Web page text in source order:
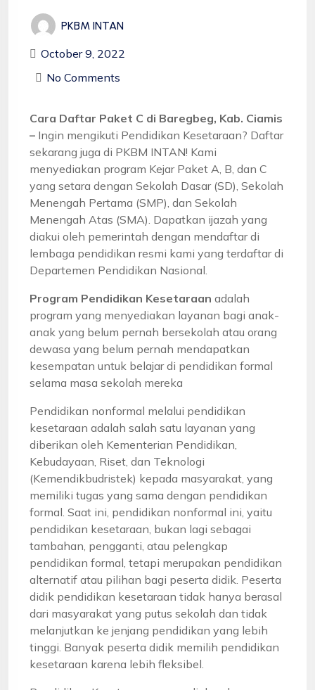
PKBM INTAN
October 9, 2022
No Comments
Cara Daftar Paket C di Baregbeg, Kab. Ciamis
– Ingin mengikuti Pendidikan Kesetaraan? Daftar
sekarang juga di PKBM INTAN! Kami
menyediakan program Kejar Paket A, B, dan C
yang setara dengan Sekolah Dasar (SD), Sekolah
Menengah Pertama (SMP), dan Sekolah
Menengah Atas (SMA). Dapatkan ijazah yang
diakui oleh pemerintah dengan mendaftar di
lembaga pendidikan resmi kami yang terdaftar di
Departemen Pendidikan Nasional.
Program Pendidikan Kesetaraan adalah
program yang menyediakan layanan bagi anak-
anak yang belum pernah bersekolah atau orang
dewasa yang belum pernah mendapatkan
kesempatan untuk belajar di pendidikan formal
selama masa sekolah mereka
Pendidikan nonformal melalui pendidikan
kesetaraan adalah salah satu layanan yang
diberikan oleh Kementerian Pendidikan,
Kebudayaan, Riset, dan Teknologi
(Kemendikbudristek) kepada masyarakat, yang
memiliki tugas yang sama dengan pendidikan
formal. Saat ini, pendidikan nonformal ini, yaitu
pendidikan kesetaraan, bukan lagi sebagai
tambahan, pengganti, atau pelengkap
pendidikan formal, tetapi merupakan pendidikan
alternatif atau pilihan bagi peserta didik. Peserta
didik pendidikan kesetaraan tidak hanya berasal
dari masyarakat yang putus sekolah dan tidak
melanjutkan ke jenjang pendidikan yang lebih
tinggi. Banyak peserta didik memilih pendidikan
kesetaraan karena lebih fleksibel.